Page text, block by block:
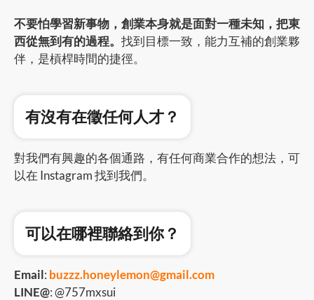
不要怕學習新事物，創業本身就是面對一種未知，把東
西從無到有的過程。 找到目標一致，能力互補的創業夥
伴，是槓桿時間的捷徑。
有沒有在徵任何人才？
對我們有興趣的各個通路，有任何商業合作的想法，可
以在 Instagram 找到我們。
可以在哪裡聯絡到你？
Email: buzzz.honeylemon@gmail.com
LINE@: @757mxsui